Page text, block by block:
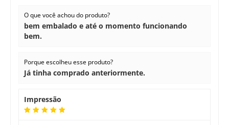
O que você achou do produto?
bem embalado e até o momento funcionando
bem.
Porque escolheu esse produto?
Já tinha comprado anteriormente.
Impressão